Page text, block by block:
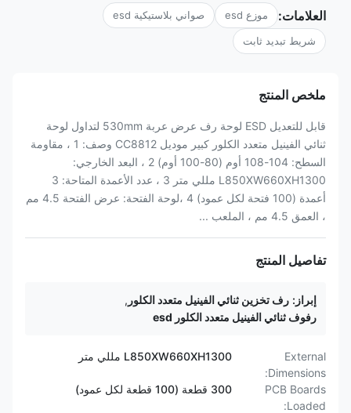
العلامات: موزع esd صواني بلاستيكية esd
شريط تبديد ثابت
ملخص المنتج
قابل للتعديل ESD لوحة رف عرض عربة 530mm لتداول لوحة
ثنائي الفينيل متعدد الكلور كبير موديل CC8812 وصف: 1 ، مقاومة
السطح: 104-108 أوم (80-100 أوم) 2 ، البعد الخارجي:
L850XW660XH1300 مللي متر 3 ، عدد الأعمدة المتاحة: 3
أعمدة (100 فتحة لكل عمود) 4 ،لوحة الفتحة: عرض الفتحة 4.5 مم
، العمق 4.5 مم ، الملعب ...
تفاصيل المنتج
إبراز: رف تخزين ثنائي الفينيل متعدد الكلور ,
رفوف ثنائي الفينيل متعدد الكلور esd
External
Dimensions:
L850XW660XH1300 مللي متر
PCB Boards
Loaded:
300 قطعة (100 قطعة لكل عمود)